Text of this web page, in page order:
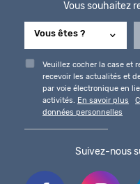
Vous souhaitez
Veuillez cocher la case et
recevoir les actualités et
par voie électronique en
activités.
En savoir plus
données personnelles
Suivez-nous